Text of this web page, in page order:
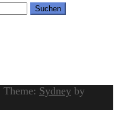
Theme: Sydney by